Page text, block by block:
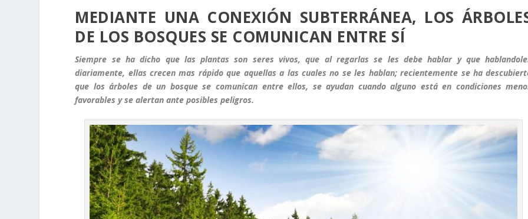
MEDIANTE UNA CONEXIÓN SUBTERRÁNEA, LOS
DE LOS BOSQUES SE COMUNICAN ENTRE SÍ
Siempre se ha dicho que las plantas son seres vivos, que al regarlas se les debe hablar y que
diariamente, ellas crecen mas rápido que aquellas a las cuales no se les hablan; recientemente se ha
que los árboles de un bosque se comunican entre ellos, se ayudan cuando alguno está en condiciones
favorables y se alertan ante posibles peligros.